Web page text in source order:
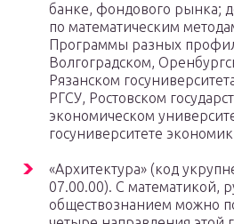
банке, фондового рынка;
по математическим
Программы разных
Волгоградском,
Рязанском
РГСУ, Ростовском
экономическом
госуниверситете
«Архитектура» (код
07.00.00). С математикой,
обществознанием можно